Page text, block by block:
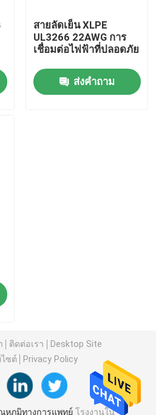
รแพทย์
นผิว
สายลัดเย็น XLPE
UL3266 22AWG การ
เชื่อมต่อไฟฟ้าที่ปลอดภัย
ส่งคำถาม
ติดต่อเรา
Desktop Site
ไซต์
Privacy Policy
หภูมิทางการแพทย์โรงงานใน